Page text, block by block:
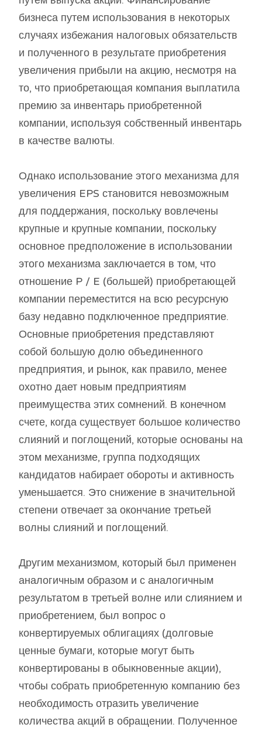
бизнеса путем использования в некоторых
случаях избежания налоговых обязательств
и полученного в результате приобретения
увеличения прибыли на акцию, несмотря на
то, что приобретающая компания выплатила
премию за инвентарь приобретенной
компании, используя собственный инвентарь
в качестве валюты.
Однако использование этого механизма для
увеличения EPS становится невозможным
для поддержания, поскольку вовлечены
крупные и крупные компании, поскольку
основное предположение в использовании
этого механизма заключается в том, что
отношение P / E (большей) приобретающей
компании переместится на всю ресурсную
базу недавно подключенное предприятие.
Основные приобретения представляют
собой большую долю объединенного
предприятия, и рынок, как правило, менее
охотно дает новым предприятиям
преимущества этих сомнений. В конечном
счете, когда существует большое количество
слияний и поглощений, которые основаны на
этом механизме, группа подходящих
кандидатов набирает обороты и активность
уменьшается. Это снижение в значительной
степени отвечает за окончание третьей
волны слияний и поглощений.
Другим механизмом, который был применен
аналогичным образом и с аналогичным
результатом в третьей волне или слиянием и
приобретением, был вопрос о
конвертируемых облигациях (долговые
ценные бумаги, которые могут быть
конвертированы в обыкновенные акции),
чтобы собрать приобретенную компанию без
необходимость отразить увеличение
количества акций в обращении. Полученное